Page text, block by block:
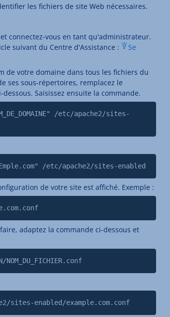
les fichiers de site Web nécessaires.
et connectez-vous en tant qu'administrateur.
suivant du Centre d'Assistance :
Se
de votre domaine dans tous les fichiers du
ses sous-répertoires, remplacez le
Saisissez ensuite la commande.
/etc/apache2/sites-
/etc/apache2/sites-enabled
de votre site est affiché. Exemple :
adaptez la commande ci-dessous et
sites-enabled/example.com.conf